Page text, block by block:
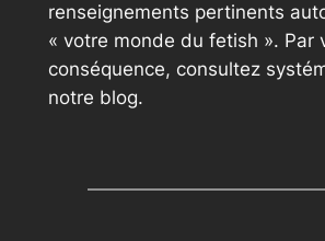
renseignements pertinents
« votre monde du fetish ». Par
conséquence, consultez
notre blog.